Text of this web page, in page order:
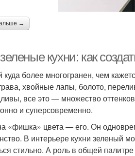
→
кухни: как
более многогранен, чем
хвойные лапы, болото,
все это — множество
и суперсовременно.
«фишка» цвета — его. Он
В интерьере кухни зеленый
стильно. А роль в общей палитре